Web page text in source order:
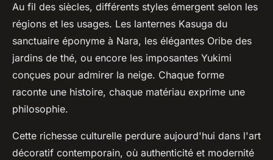
Au fil des siècles, différents styles émergent selon les
régions et les usages. Les lanternes Kasuga du
sanctuaire éponyme à Nara, les élégantes Oribe des
jardins de thé, ou encore les imposantes Yukimi
conçues pour admirer la neige. Chaque forme
raconte une histoire, chaque matériau exprime une
philosophie.
Cette richesse culturelle perdure aujourd'hui dans l'art
décoratif contemporain, où authenticité et modernité